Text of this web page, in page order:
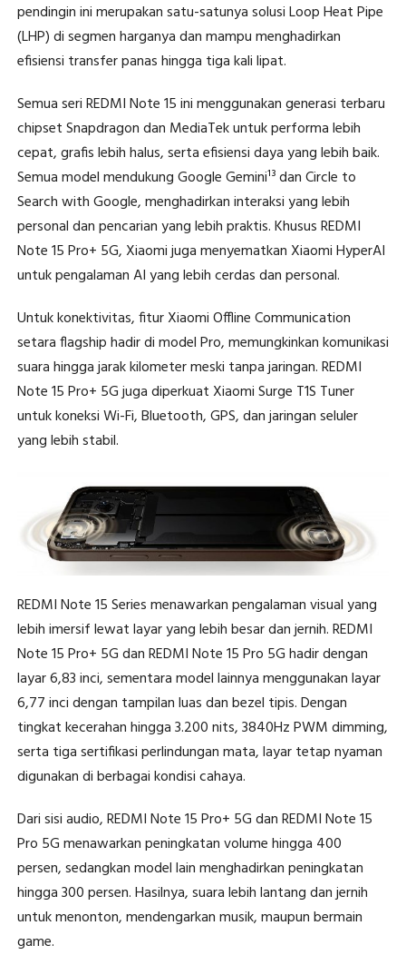
pendingin ini merupakan satu-satunya solusi Loop Heat Pipe
(LHP) di segmen harganya dan mampu menghadirkan
efisiensi transfer panas hingga tiga kali lipat.
Semua seri REDMI Note 15 ini menggunakan generasi terbaru
chipset Snapdragon dan MediaTek untuk performa lebih
cepat, grafis lebih halus, serta efisiensi daya yang lebih baik.
Semua model mendukung Google Gemini¹³ dan Circle to
Search with Google, menghadirkan interaksi yang lebih
personal dan pencarian yang lebih praktis. Khusus REDMI
Note 15 Pro+ 5G, Xiaomi juga menyematkan Xiaomi HyperAI
untuk pengalaman AI yang lebih cerdas dan personal.
Untuk konektivitas, fitur Xiaomi Offline Communication
setara flagship hadir di model Pro, memungkinkan komunikasi
suara hingga jarak kilometer meski tanpa jaringan. REDMI
Note 15 Pro+ 5G juga diperkuat Xiaomi Surge T1S Tuner
untuk koneksi Wi-Fi, Bluetooth, GPS, dan jaringan seluler
yang lebih stabil.
REDMI Note 15 Series menawarkan pengalaman visual yang
lebih imersif lewat layar yang lebih besar dan jernih. REDMI
Note 15 Pro+ 5G dan REDMI Note 15 Pro 5G hadir dengan
layar 6,83 inci, sementara model lainnya menggunakan layar
6,77 inci dengan tampilan luas dan bezel tipis. Dengan
tingkat kecerahan hingga 3.200 nits, 3840Hz PWM dimming,
serta tiga sertifikasi perlindungan mata, layar tetap nyaman
digunakan di berbagai kondisi cahaya.
Dari sisi audio, REDMI Note 15 Pro+ 5G dan REDMI Note 15
Pro 5G menawarkan peningkatan volume hingga 400
persen, sedangkan model lain menghadirkan peningkatan
hingga 300 persen. Hasilnya, suara lebih lantang dan jernih
untuk menonton, mendengarkan musik, maupun bermain
game.